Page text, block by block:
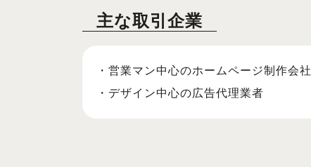
主な取引企業
・営業マン中心のホームページ制作会社
・デザイン中心の広告代理業者